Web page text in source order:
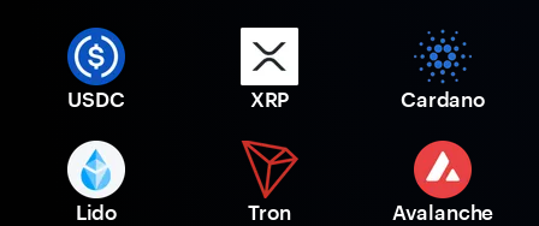
USDC XRP Cardano
Lido Tron Avalanche